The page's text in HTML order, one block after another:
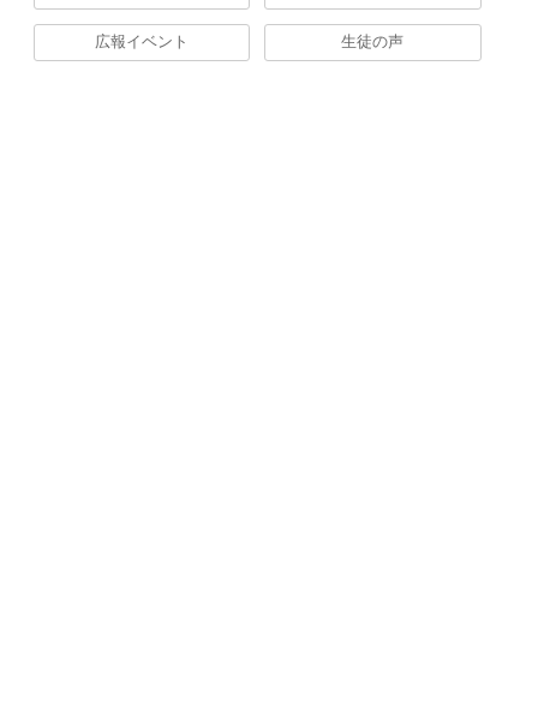
広報イベント 生徒の声